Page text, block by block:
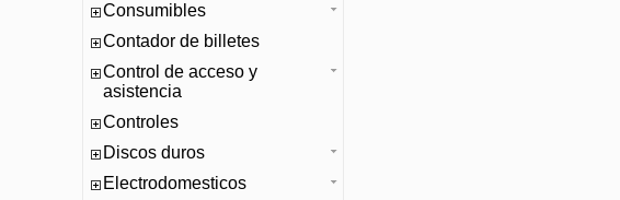
Consumibles
Contador de billetes
Control de acceso y
asistencia
Controles
Discos duros
Electrodomesticos